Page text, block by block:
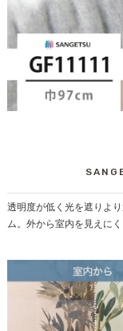
透明度が低く光を遮りよ
ム。外から室内を見えにく